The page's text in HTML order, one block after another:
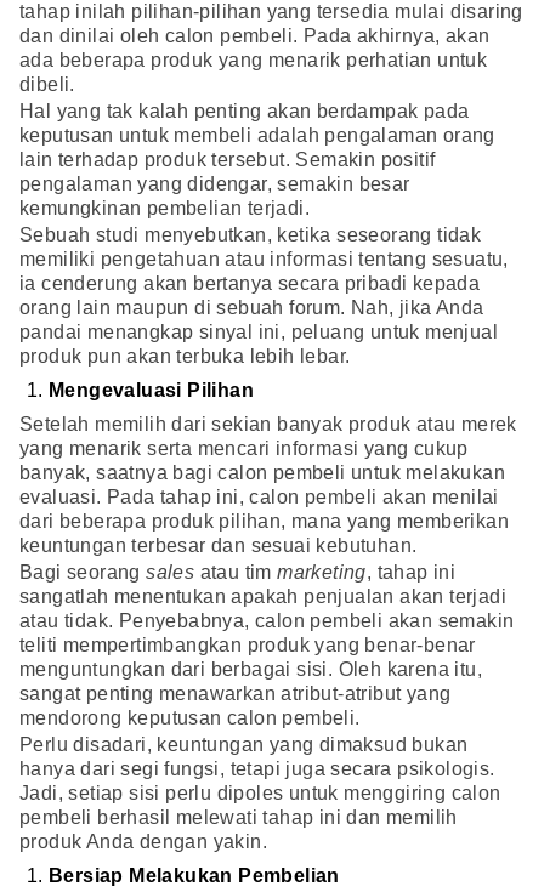
tahap inilah pilihan-pilihan yang tersedia mulai disaring
dan dinilai oleh calon pembeli. Pada akhirnya, akan
ada beberapa produk yang menarik perhatian untuk
dibeli.
Hal yang tak kalah penting akan berdampak pada
keputusan untuk membeli adalah pengalaman orang
lain terhadap produk tersebut. Semakin positif
pengalaman yang didengar, semakin besar
kemungkinan pembelian terjadi.
Sebuah studi menyebutkan, ketika seseorang tidak
memiliki pengetahuan atau informasi tentang sesuatu,
ia cenderung akan bertanya secara pribadi kepada
orang lain maupun di sebuah forum. Nah, jika Anda
pandai menangkap sinyal ini, peluang untuk menjual
produk pun akan terbuka lebih lebar.
Mengevaluasi Pilihan
Setelah memilih dari sekian banyak produk atau merek
yang menarik serta mencari informasi yang cukup
banyak, saatnya bagi calon pembeli untuk melakukan
evaluasi. Pada tahap ini, calon pembeli akan menilai
dari beberapa produk pilihan, mana yang memberikan
keuntungan terbesar dan sesuai kebutuhan.
Bagi seorangsales atau timmarketing, tahap ini
sangatlah menentukan apakah penjualan akan terjadi
atau tidak. Penyebabnya, calon pembeli akan semakin
teliti mempertimbangkan produk yang benar-benar
menguntungkan dari berbagai sisi. Oleh karena itu,
sangat penting menawarkan atribut-atribut yang
mendorong keputusan calon pembeli.
Perlu disadari, keuntungan yang dimaksud bukan
hanya dari segi fungsi, tetapi juga secara psikologis.
Jadi, setiap sisi perlu dipoles untuk menggiring calon
pembeli berhasil melewati tahap ini dan memilih
produk Anda dengan yakin.
Bersiap Melakukan Pembelian